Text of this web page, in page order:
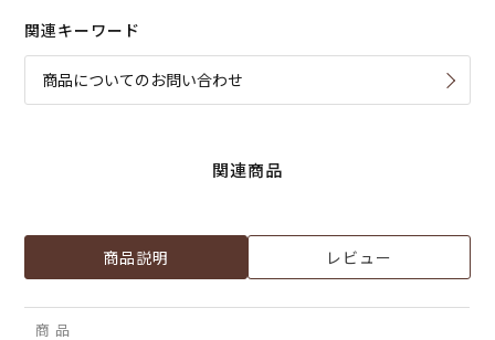
関連キーワード
商品についてのお問い合わせ
関連商品
商品説明 レビュー
商 品